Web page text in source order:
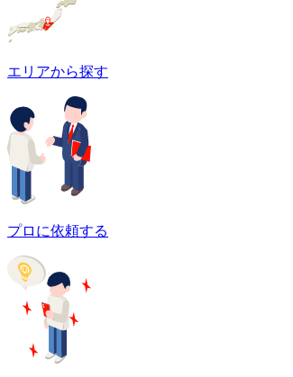
エリアから探す
プロに依頼する